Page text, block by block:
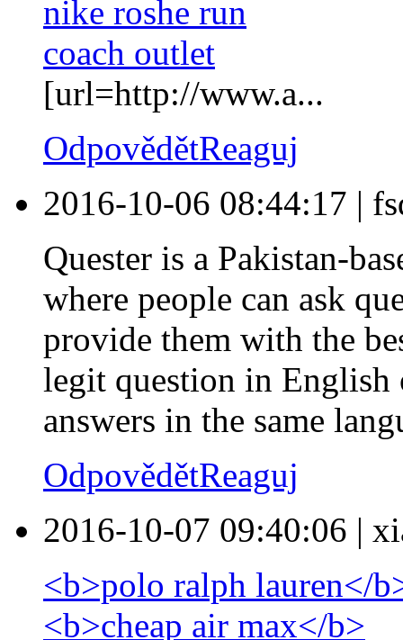
nike roshe run
coach outlet
[url=http://www.a...
OdpovědětReaguj
2016-10-06 08:44:17 |
Quester is a Pakistan-
where people can ask
provide them with the
legit question in English
answers in the same
OdpovědětReaguj
2016-10-07 09:40:06 |
<b>polo ralph lauren</
<b>cheap air max</b>